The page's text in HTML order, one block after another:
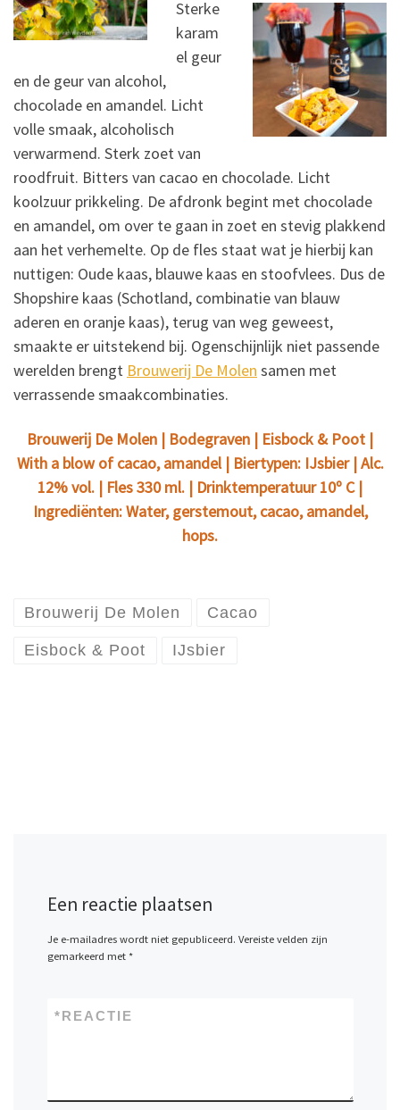
Sterke
karam
el geur
en de geur van alcohol,
chocolade en amandel. Licht
volle smaak, alcoholisch
verwarmend. Sterk zoet van
roodfruit. Bitters van cacao en chocolade. Licht
koolzuur prikkeling. De afdronk begint met chocolade
en amandel, om over te gaan in zoet en stevig plakkend
aan het verhemelte. Op de fles staat wat je hierbij kan
nuttigen: Oude kaas, blauwe kaas en stoofvlees. Dus de
Shopshire kaas (Schotland, combinatie van blauw
aderen en oranje kaas), terug van weg geweest,
smaakte er uitstekend bij. Ogenschijnlijk niet passende
werelden brengt Brouwerij De Molen samen met
verrassende smaakcombinaties.
Brouwerij De Molen | Bodegraven | Eisbock & Poot |
With a blow of cacao, amandel | Biertypen: IJsbier | Alc.
12% vol. | Fles 330 ml. | Drinktemperatuur 10º C |
Ingrediënten: Water, gerstemout, cacao, amandel,
hops.
Brouwerij De Molen Cacao
Eisbock & Poot IJsbier
Een reactie plaatsen
Je e-mailadres wordt niet gepubliceerd. Vereiste velden zijn
gemarkeerd met *
REACTIE
*